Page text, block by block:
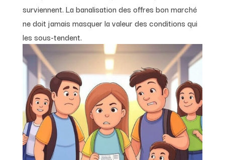
surviennent. La banalisation des offres bon marché
ne doit jamais masquer la valeur des conditions qui
les sous-tendent.